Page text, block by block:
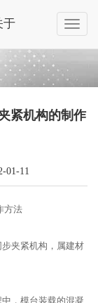
于
紧机构的制作
01-11
方法
夹紧机构，属建材
，模台装载的混凝